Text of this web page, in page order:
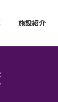
施設紹介